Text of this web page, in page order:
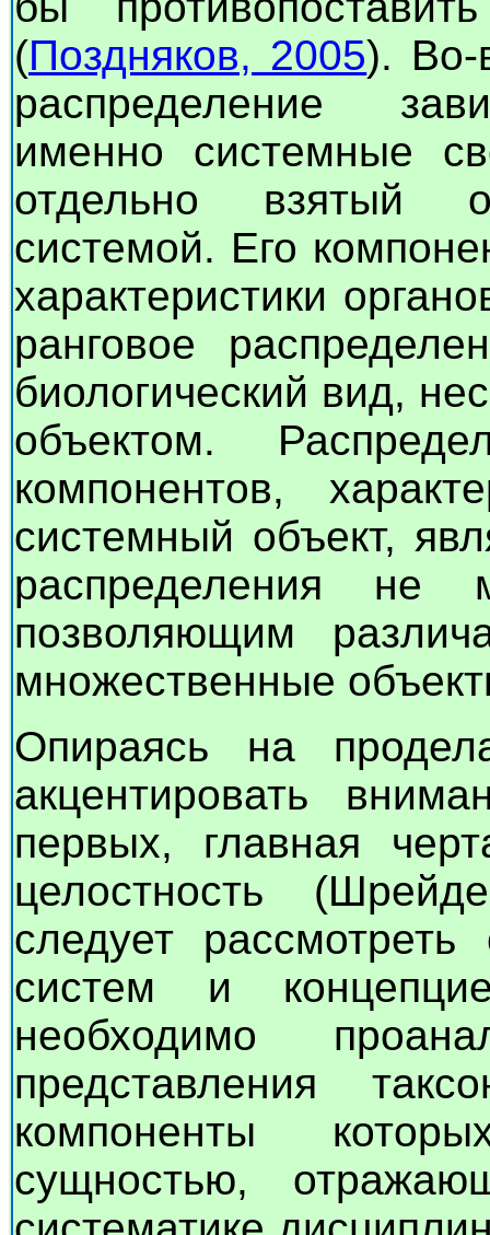
(Поздняков, 2005). Во-
распределение
именно системные
отдельно взятый
системой. Его
характеристики
ранговое
биологический вид,
объектом.
компонентов,
системный объект,
распределения не
позволяющим
множественные
Опираясь на
акцентировать
первых, главная
целостность
следует
систем и
необходимо
представления
компоненты
сущностью,